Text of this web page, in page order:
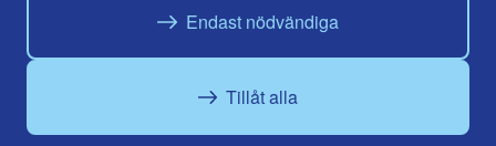
Endast nödvändiga
Tillåt alla